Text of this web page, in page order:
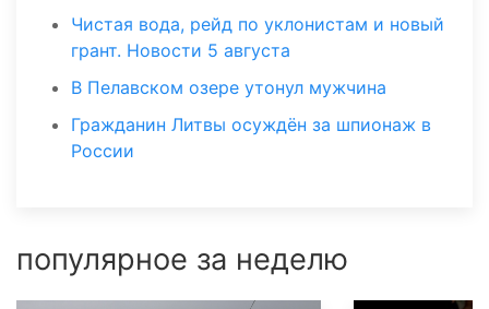
Чистая вода, рейд по уклонистам и новый
грант. Новости 5 августа
В Пелавском озере утонул мужчина
Гражданин Литвы осуждён за шпионаж в
России
популярное за неделю